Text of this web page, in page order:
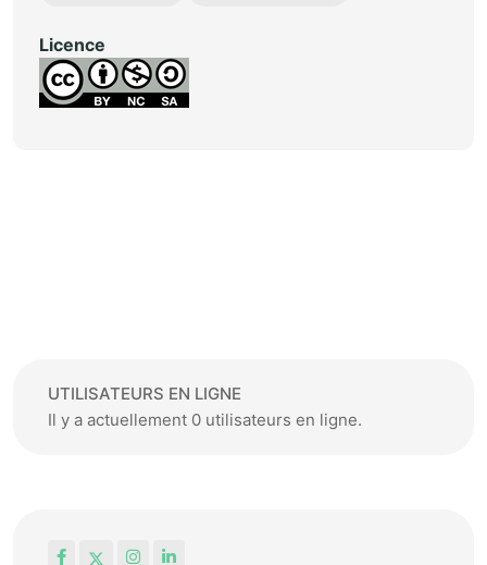
Licence
UTILISATEURS EN LIGNE
Il y a actuellement 0 utilisateurs en ligne.
FacebookInstagram
LinkedIn